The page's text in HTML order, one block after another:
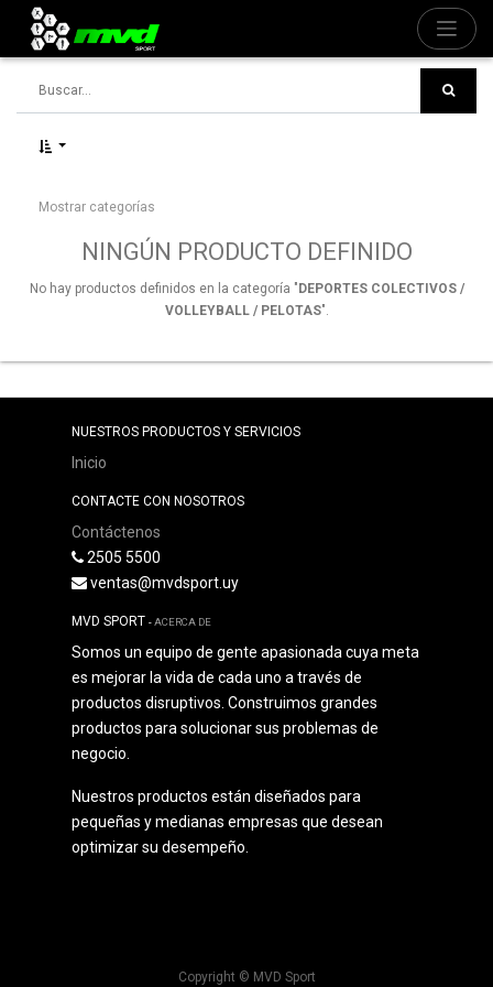
Mostrar categorías
NINGÚN PRODUCTO DEFINIDO
No hay productos definidos en la categoría " DEPORTES COLECTIVOS /
VOLLEYBALL / PELOTAS".
NUESTROS PRODUCTOS Y SERVICIOS
Inicio
CONTACTE CON NOSOTROS
Contáctenos
2505 5500
ventas@mvdsport.uy
MVD SPORT -ACERCA DE
Somos un equipo de gente apasionada cuya meta
es mejorar la vida de cada uno a través de
productos disruptivos. Construimos grandes
productos para solucionar sus problemas de
negocio.
Nuestros productos están diseñados para
pequeñas y medianas empresas que desean
optimizar su desempeño.
Copyright © MVD Sport